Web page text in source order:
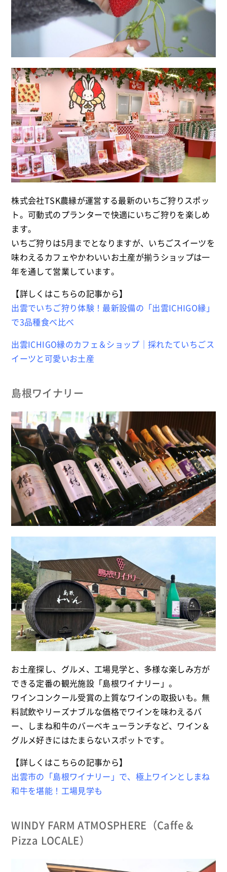
株式会社TSK農縁が運営する最新のいちご狩りスポッ
ト。可動式のプランターで快適にいちご狩りを楽しめ
ます。
いちご狩りは5月までとなりますが、いちごスイーツを
味わえるカフェやかわいいお土産が揃うショップは一
年を通して営業しています。
【詳しくはこちらの記事から】
出雲でいちご狩り体験！最新設備の「出雲ICHIGO縁」
で3品種食べ比べ
出雲ICHIGO縁のカフェ＆ショップ｜採れたていちごス
イーツと可愛いお土産
島根ワイナリー
お土産探し、グルメ、工場見学と、多様な楽しみ方が
できる定番の観光施設「島根ワイナリー」。
ワインコンクール受賞の上質なワインの取扱いも。無
料試飲やリーズナブルな価格でワインを味わえるバ
ー、しまね和牛のバーベキューランチなど、ワイン＆
グルメ好きにはたまらないスポットです。
【詳しくはこちらの記事から】
出雲市の「島根ワイナリー」で、極上ワインとしまね
和牛を堪能！工場見学も
WINDY FARM ATMOSPHERE（Caffe &
Pizza LOCALE）